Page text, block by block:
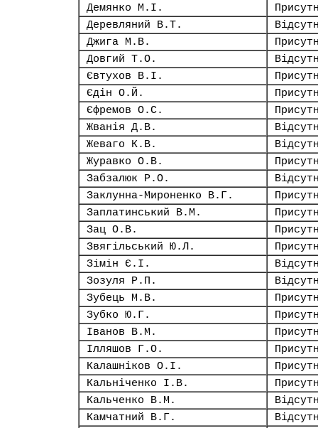
Демянко М.І.
Деревляний В.Т.
Джига М.В.
Довгий Т.О.
Євтухов В.І.
Єдін О.Й.
Єфремов О.С.
Жванія Д.В.
Жеваго К.В.
Журавко О.В.
Забзалюк Р.О.
Заклунна-Мироненко В.Г.
Заплатинський В.М.
Зац О.В.
Звягільський Ю.Л.
Зімін Є.І.
Зозуля Р.П.
Зубець М.В.
Зубко Ю.Г.
Іванов В.М.
Ілляшов Г.О.
Калашніков О.І.
Кальніченко І.В.
Кальченко В.М.
Камчатний В.Г.